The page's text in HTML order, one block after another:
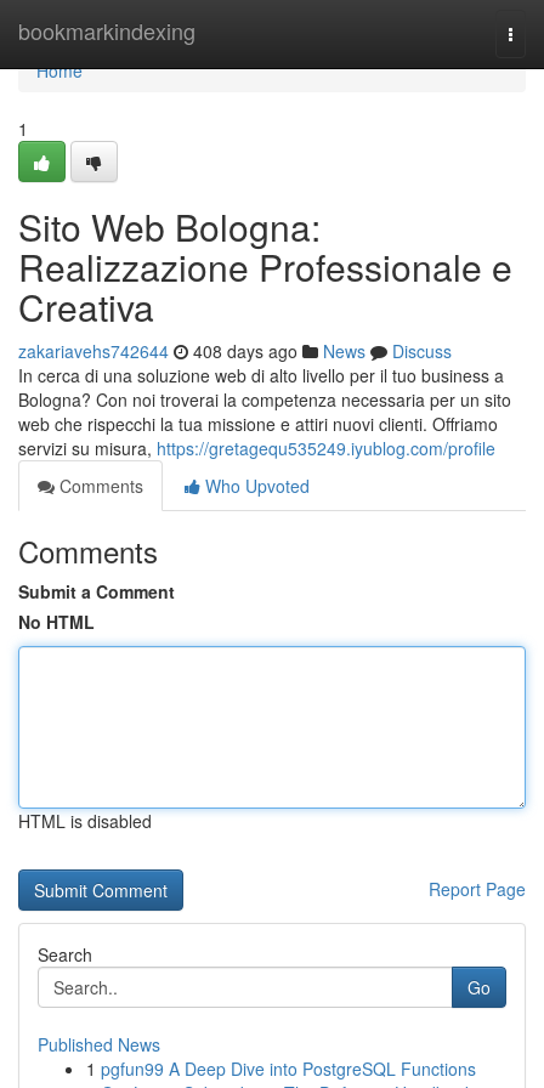
bookmarkindexing
Home
Home
1
Sito Web Bologna:
Realizzazione Professionale e
Creativa
zakariavehs742644 408 days ago News
Discuss
In cerca di una soluzione web di alto livello per il tuo business a
Bologna? Con noi troverai la competenza necessaria per un sito
web che rispecchi la tua missione e attiri nuovi clienti. Offriamo
servizi su misura, https://gretagequ535249.iyublog.com/profile
Comments
Who Upvoted
Comments
Submit a Comment
No HTML
HTML is disabled
Report Page
Search
Go
Published News
1 pgfun99 A Deep Dive into PostgreSQL Functions